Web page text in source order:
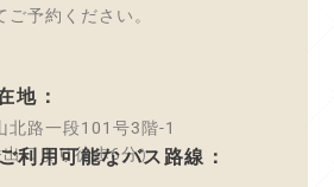
予約ください。
地：
北路一段101号3階-1
口より徒歩6分）
利用可能なバス路線：